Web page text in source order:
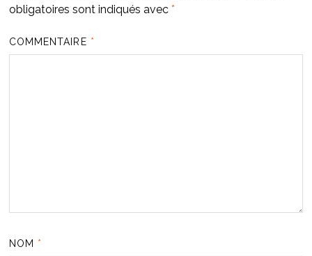
obligatoires sont indiqués avec *
COMMENTAIRE *
NOM *